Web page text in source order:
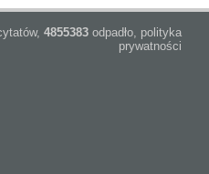
4855383 odpadło, polityka
prywatności